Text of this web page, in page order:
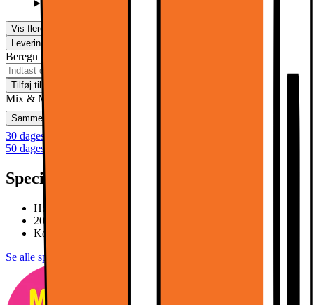
Vis flere muligheder
Levering
Beregn leveringstid for dit postnummer
Tilføj til kurv
Mix & Match
Sammenlign
30 dages returret
50 dages returret som klubmedlem
Specifikationer
H: 82 cm, B: 29,5 cm, D: 57 cm
20 flasker
Kompressorkøling
Se alle specifikationer